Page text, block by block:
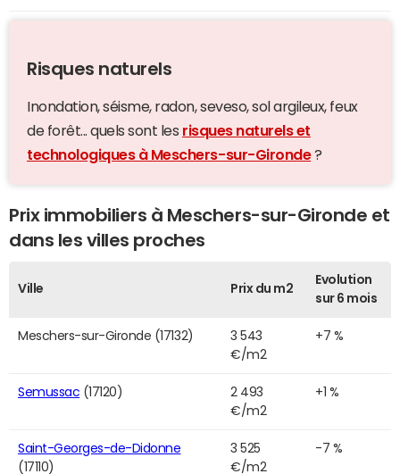
Risques naturels
Inondation, séisme, radon, seveso, sol argileux, feux
de forêt... quels sont les risques naturels et
technologiques à Meschers-sur-Gironde?
Prix immobiliers à Meschers-sur-Gironde et
dans les villes proches
Ville Prix du m2
Evolution
sur 6 mois
Meschers-sur-Gironde (17132)
3 543
€/m2
+7 %
Semussac (17120)
2 493
€/m2
+1 %
Saint-Georges-de-Didonne
(17110)
3 525
€/m2
-7 %